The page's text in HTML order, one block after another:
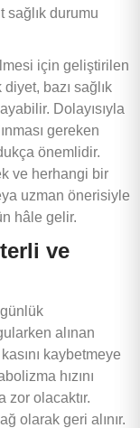
sağlık durumu
için geliştirilen
bazı sağlık
Dolayısıyla
gereken
önemlidir.
ve herhangi bir
uzman önerisiyle
hâle gelir.
ve
alınan
kaybetmeye
hızını
zor olacaktır.
olarak geri alınır.